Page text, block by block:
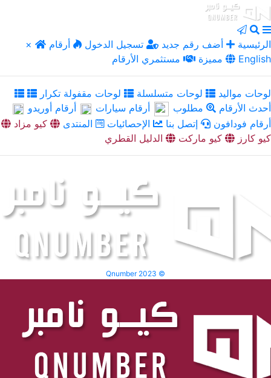
× الرئيسية أضف رقم جديد تسجيل الدخول
أرقام
مميزة
مستثمري الأرقام English
لوحات مواليد لوحات متسلسلة
لوحات مقفولة تكرار
أحدث الأرقام
مطلوب أرقام سيارات
أرقام أوريدو
أرقام فودافون
إتصل بنا الإحصائيات المنتدى
كيو مزاد
كيو كارز
كيو ماركت الدليل القطري
Qnumber 2023 ©